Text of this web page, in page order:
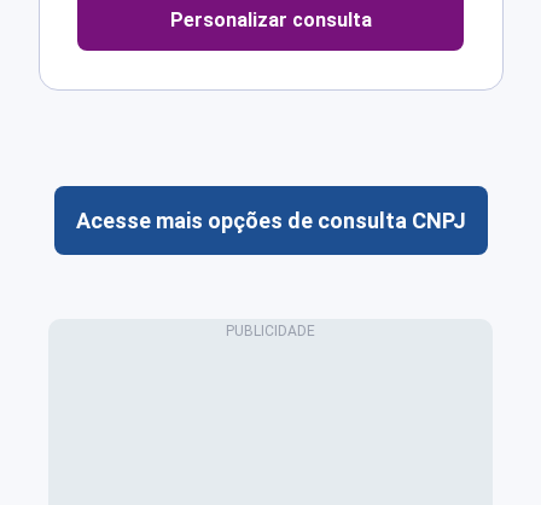
Personalizar consulta
Acesse mais opções de consulta CNPJ